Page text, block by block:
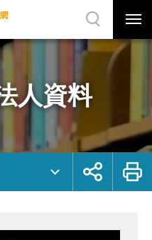
選
單
關
網
站
尋
人資料
展
鈕
列